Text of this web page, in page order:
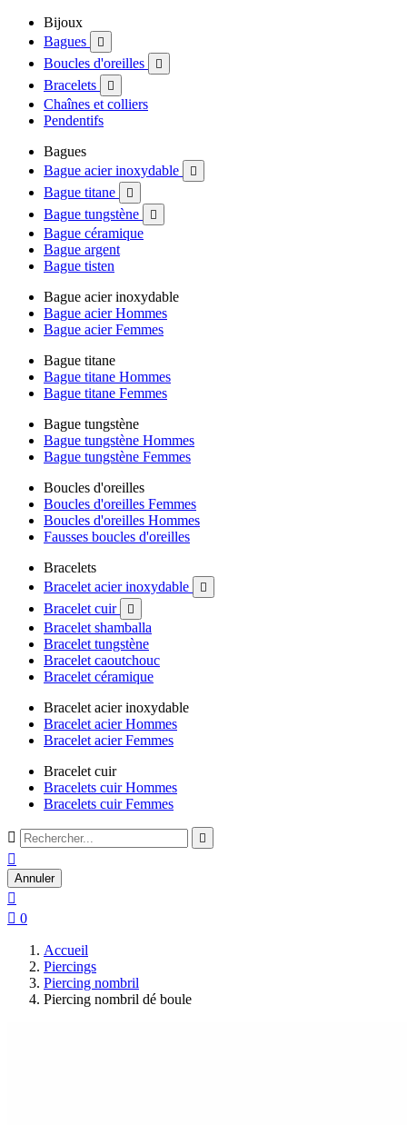
Bijoux
Bagues

Boucles d'oreilles 
Bracelets 
Chaînes et colliers
Pendentifs
Bagues
Bague acier inoxydable

Bague titane 
Bague tungstène 
Bague céramique
Bague argent
Bague tisten
Bague acier inoxydable
Bague acier Hommes
Bague acier Femmes
Bague titane
Bague titane Hommes
Bague titane Femmes
Bague tungstène
Bague tungstène Hommes
Bague tungstène Femmes
Boucles d'oreilles
Boucles d'oreilles Femmes
Boucles d'oreilles Hommes
Fausses boucles d'oreilles
Bracelets
Bracelet acier inoxydable

Bracelet cuir 
Bracelet shamballa
Bracelet tungstène
Bracelet caoutchouc
Bracelet céramique
Bracelet acier inoxydable
Bracelet acier Hommes
Bracelet acier Femmes
Bracelet cuir
Bracelets cuir Hommes
Bracelets cuir Femmes
 

Annuler

 0
Accueil
Piercings
Piercing nombril
Piercing nombril dé boule